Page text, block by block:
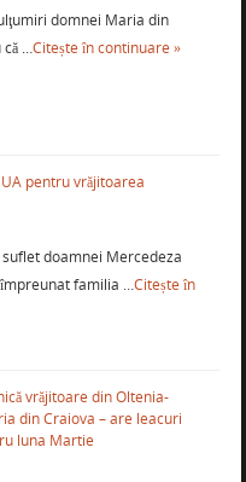
domnei Maria din
că …Citește în continuare »
pentru vrăjitoarea
doamnei Mercedeza
familia …Citește în
vrăjitoare din Oltenia-
din Craiova – are leacuri
luna Martie